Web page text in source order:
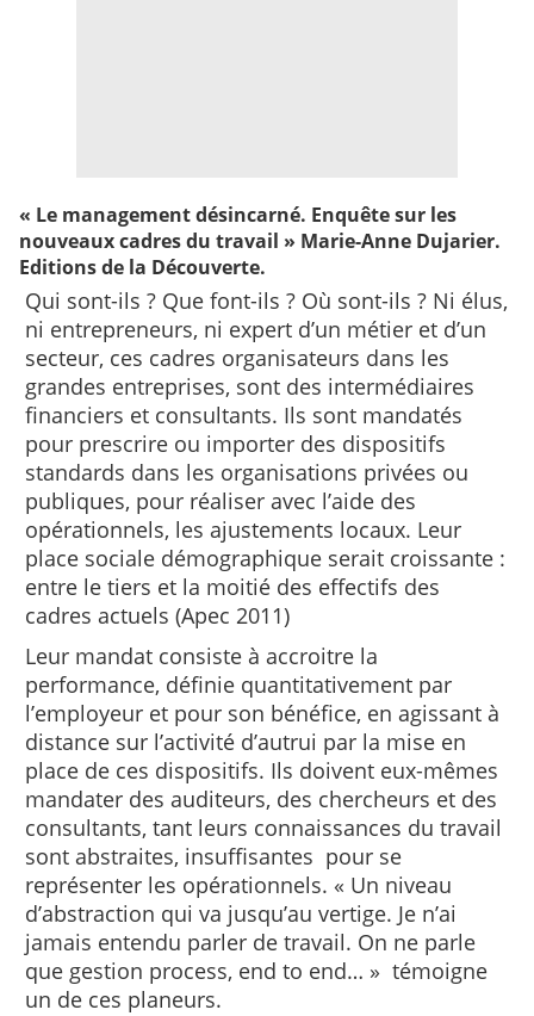
« Le management désincarné. Enquête sur les
nouveaux cadres du travail » Marie-Anne Dujarier.
Editions de la Découverte.
Qui sont-ils ? Que font-ils ? Où sont-ils ? Ni élus,
ni entrepreneurs, ni expert d’un métier et d’un
secteur, ces cadres organisateurs dans les
grandes entreprises, sont des intermédiaires
financiers et consultants. Ils sont mandatés
pour prescrire ou importer des dispositifs
standards dans les organisations privées ou
publiques, pour réaliser avec l’aide des
opérationnels, les ajustements locaux. Leur
place sociale démographique serait croissante :
entre le tiers et la moitié des effectifs des
cadres actuels (Apec 2011)
Leur mandat consiste à accroitre la
performance, définie quantitativement par
l’employeur et pour son bénéfice, en agissant à
distance sur l’activité d’autrui par la mise en
place de ces dispositifs. Ils doivent eux-mêmes
mandater des auditeurs, des chercheurs et des
consultants, tant leurs connaissances du travail
sont abstraites, insuffisantes pour se
représenter les opérationnels. « Un niveau
d’abstraction qui va jusqu’au vertige. Je n’ai
jamais entendu parler de travail. On ne parle
que gestion process, end to end… » témoigne
un de ces planeurs.